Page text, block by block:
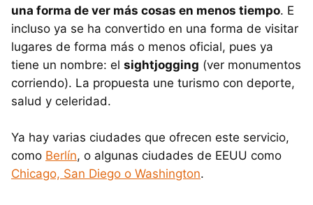
una forma de ver más cosas en menos tiempo. E
incluso ya se ha convertido en una forma de visitar
lugares de forma más o menos oficial, pues ya
tiene un nombre: el sightjogging (ver monumentos
corriendo). La propuesta une turismo con deporte,
salud y celeridad.
Ya hay varias ciudades que ofrecen este servicio,
como Berlín, o algunas ciudades de EEUU como
Chicago, San Diego o Washington.